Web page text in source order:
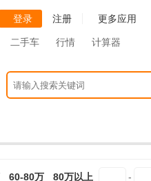
登录 注册 更多应用
二手车 行情 计算器
60-80万 80万以上 -